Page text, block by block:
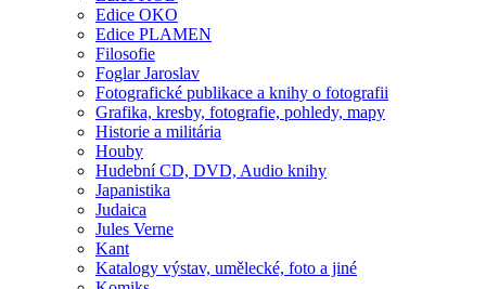
Edice OKO
Edice PLAMEN
Filosofie
Foglar Jaroslav
Fotografické publikace a knihy o fotografii
Grafika, kresby, fotografie, pohledy, mapy
Historie a militária
Houby
Hudební CD, DVD, Audio knihy
Japanistika
Judaica
Jules Verne
Kant
Katalogy výstav, umělecké, foto a jiné